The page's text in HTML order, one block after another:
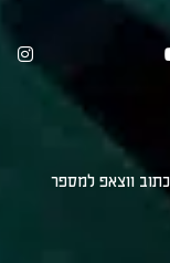
ווצאפ למספר